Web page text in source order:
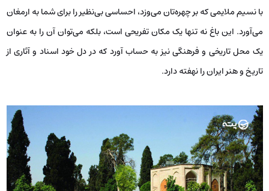
با نسیم ملایمی که بر چهره‌تان می‌وزد، احساسی بی‌نظیر را برای شما به ارمغان
می‌آورد. این باغ نه تنها یک مکان تفریحی است، بلکه می‌توان آن را به عنوان
یک محل تاریخی و فرهنگی نیز به حساب آورد که در دل خود اسناد و آثاری از
تاریخ و هنر ایران را نهفته دارد.